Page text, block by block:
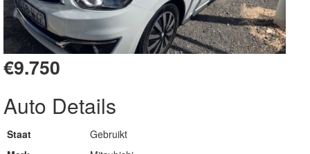
€9.750
Auto Details
Staat
Gebruikt